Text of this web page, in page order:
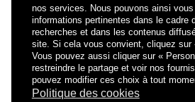
nos services. Nous pouvons ainsi vous
informations pertinentes dans le cadre
recherches et dans les contenus
site. Si cela vous convient, cliquez sur
Vous pouvez aussi cliquer sur «
restreindre le partage et voir nos
pouvez modifier ces choix à tout
Politique des cookies
Lacertification qualité a été
des catégories d'actions
formation.